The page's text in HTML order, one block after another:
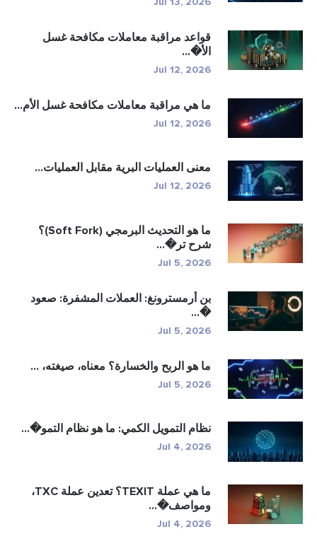
مراقبة معاملات مكافحة غسل
Jul 12,
هي مراقبة معاملات مكافحة غسل الأم...
Jul 12,
العمليات البرية مقابل العمليات...
Jul 12,
ما هو التحديث البرمجي (Soft Fork)؟
تر�...
Jul 5,
أرمسترونغ: العملات المشفرة: صعود
Jul 5,
هو الربح والخسارة؟ معناه، صيغته، ...
Jul 5,
التمويل الكمي: ما هو نظام التمو�...
Jul 4,
ما هي عملة TEXIT؟ تعدين عملة TXC،
Jul 4,